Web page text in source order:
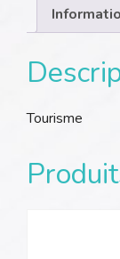
Tourisme